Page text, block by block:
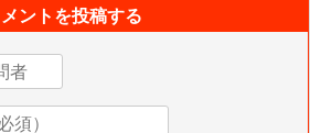
ントを投稿する